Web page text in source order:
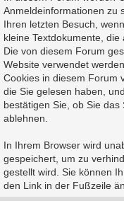
Anmeldeinformationen zu
Ihren letzten Besuch,
kleine Textdokumente,
Die von diesem Forum
Website verwendet
Cookies in diesem Forum
die Sie gelesen haben,
bestätigen Sie, ob Sie
ablehnen.
In Ihrem Browser wird
gespeichert, um zu
gestellt wird. Sie können
den Link in der Fußzeile